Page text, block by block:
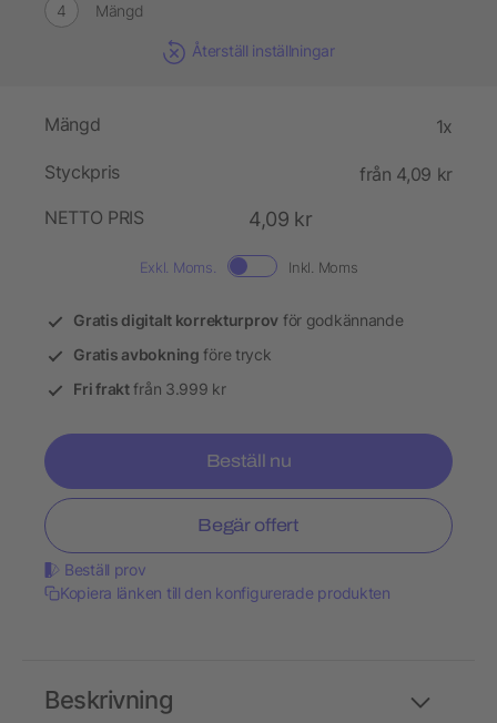
Mängd
Återställ inställningar
Mängd 1x
Styckpris
från 4,09 kr
NETTO PRIS
4,09 kr
Exkl. Moms. Inkl. Moms
Gratis digitalt korrekturprov för godkännande
Gratis avbokning före tryck
Fri fraktfrån 3.999 kr
Beställ nu
Begär offert
Beställ prov
Kopiera länken till den konfigurerade produkten
Beskrivning